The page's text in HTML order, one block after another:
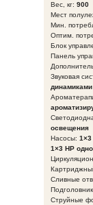
Вес, кг: 900
Мест
Мин.
Оптим.
Блок
Панель
Звуковая
динамиками
освещения
Насосы: 1×3
1×3 HP
Сливные
Струйные